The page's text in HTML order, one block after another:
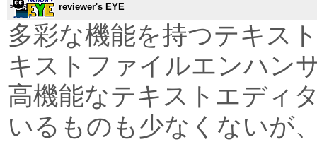
reviewer's EYE
多彩な機能を持つテキス
キストファイルエンハン
高機能なテキストエディ
いるものも少なくないが